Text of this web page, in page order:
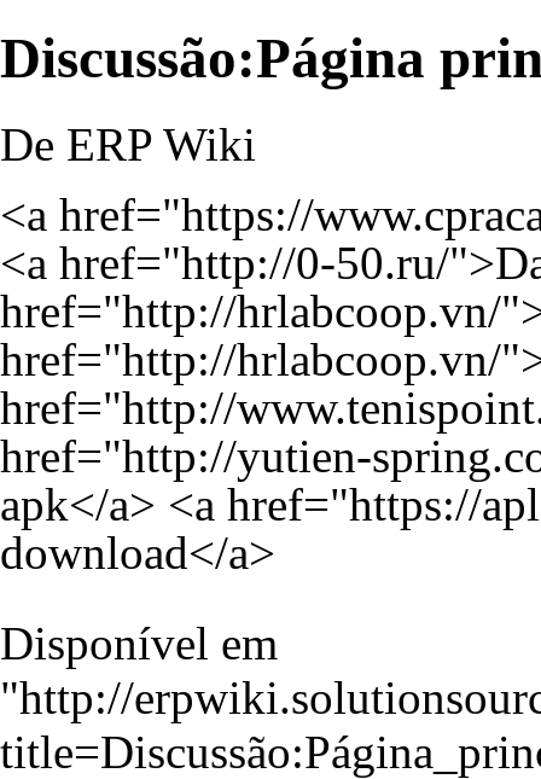
Discussão:Página
De ERP Wiki
<a href="https://
<a href="http://0-50.ru/
href="http://hrlabcoop.vn/
href="http://hrlabcoop.vn/
href="http://
href="http://yutien-
apk</a> <a href="https://
download</a>
Disponível em
"http://